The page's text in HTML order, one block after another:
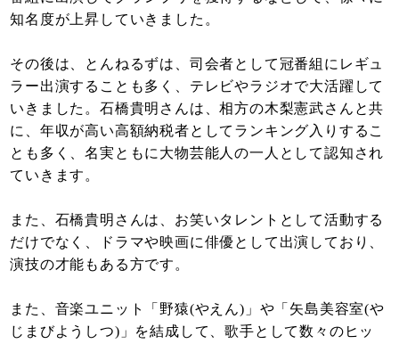
知名度が上昇していきました。
その後は、とんねるずは、司会者として冠番組にレギュ
ラー出演することも多く、テレビやラジオで大活躍して
いきました。石橋貴明さんは、相方の木梨憲武さんと共
に、年収が高い高額納税者としてランキング入りするこ
とも多く、名実ともに大物芸能人の一人として認知され
ていきます。
また、石橋貴明さんは、お笑いタレントとして活動する
だけでなく、ドラマや映画に俳優として出演しており、
演技の才能もある方です。
また、音楽ユニット「野猿(やえん)」や「矢島美容室(や
じまびようしつ)」を結成して、歌手として数々のヒッ